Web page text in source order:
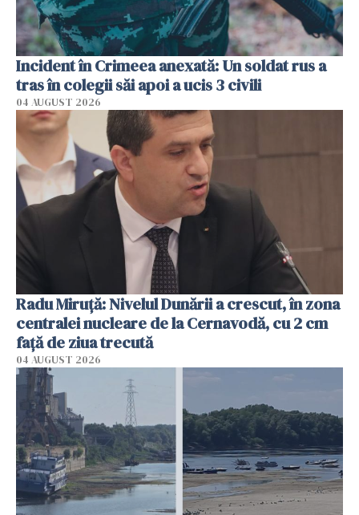
Incident în Crimeea anexată: Un soldat rus a
tras în colegii săi apoi a ucis 3 civili
04 AUGUST 2026
Radu Miruţă: Nivelul Dunării a crescut, în zona
centralei nucleare de la Cernavodă, cu 2 cm
faţă de ziua trecută
04 AUGUST 2026